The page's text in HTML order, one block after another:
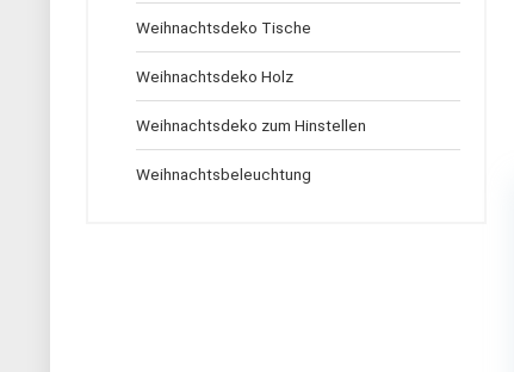
Weihnachtsdeko Tische
Weihnachtsdeko Holz
Weihnachtsdeko zum Hinstellen
Weihnachtsbeleuchtung